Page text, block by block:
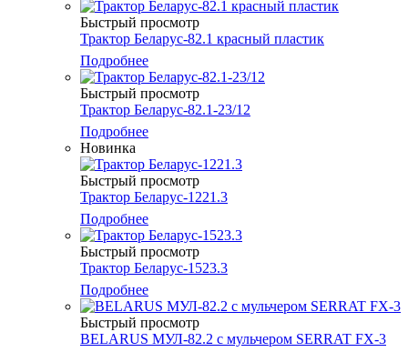
Быстрый просмотр
Трактор Беларус-82.1 красный пластик
Подробнее
Быстрый просмотр
Трактор Беларус-82.1-23/12
Подробнее
Новинка
Быстрый просмотр
Трактор Беларус-1221.3
Подробнее
Быстрый просмотр
Трактор Беларус-1523.3
Подробнее
Быстрый просмотр
BELARUS МУЛ-82.2 с мульчером SERRAT FX-3